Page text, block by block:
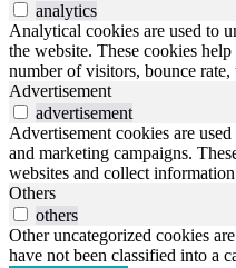
analytics
Analytical cookies are used to
the website. These cookies
number of visitors, bounce rate,
Advertisement
advertisement
Advertisement cookies are
and marketing campaigns.
websites and collect
Others
others
Other uncategorized cookies
have not been classified into a